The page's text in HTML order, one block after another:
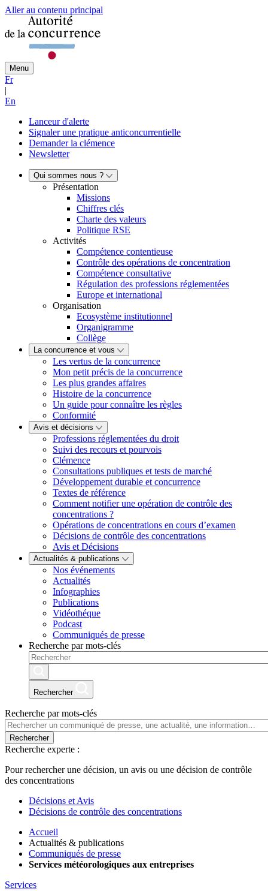
Aller au contenu principal
Menu
Fr
|
En
Lanceur d'alerte
Signaler une pratique anticoncurrentielle
Demander la clémence
Newsletter
Qui sommes nous ?
Présentation
Missions
Chiffres clés
Charte des valeurs
Politique RSE
Activités
Compétence contentieuse
Contrôle des opérations de concentration
Compétence consultative
Régulation des professions réglementées
Europe et international
Organisation
Ecosystème institutionnel
Organigramme
Collège
La concurrence et vous
Les vertus de la concurrence
Mon petit précis de la concurrence
Les plus grandes affaires
Histoire de la concurrence
Un guide pour connaître les règles
Conformité
Avis et décisions
Professions réglementées du droit
Suivi des recours et pourvois
Clémence
Consultations publiques et tests de marché
Développement durable et concurrence
Textes de référence
Comment notifier une opération de contrôle des
concentrations ?
Opérations de concentrations en cours d’examen
Décisions de contrôle des concentrations
Avis et Décisions
Actualités & publications
Nos événements
Actualités
Infographies
Publications
Vidéothéque
Podcast
Communiqués de presse
Recherche par mots-clés
Rechercher
Recherche par mots-clés
Rechercher
Recherche experte :
Pour rechercher une décision, un avis ou une décision de contrôle
des concentrations
Décisions et Avis
Décisions de contrôle des concentrations
Accueil
Actualités & publications
Communiqués de presse
Services météorologiques aux entreprises
Services